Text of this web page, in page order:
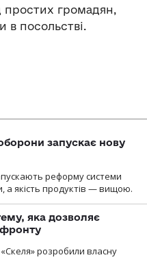
простих громадян,
в посольстві.
запускає нову
реформу системи
а якість продуктів — вищою.
яка дозволяє
фронту
розробили власну